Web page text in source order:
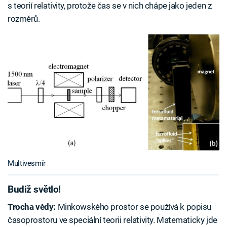
s teorií relativity, protože čas se v nich chápe jako jeden z
rozměrů.
Multivesmír
Budiž světlo!
Trocha vědy: Minkowského prostor se používá k popisu
časoprostoru ve speciální teorii relativity. Matematicky jde